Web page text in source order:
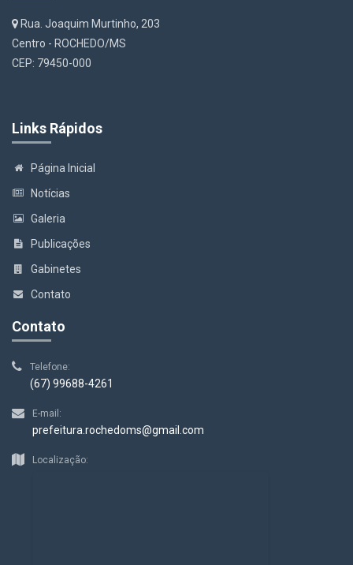
Rua. Joaquim Murtinho, 203
Centro - ROCHEDO/MS
CEP: 79450-000
Links Rápidos
Página Inicial
Notícias
Galeria
Publicações
Gabinetes
Contato
Contato
Telefone:
(67) 99688-4261
E-mail:
prefeitura.rochedoms@gmail.com
Localização: